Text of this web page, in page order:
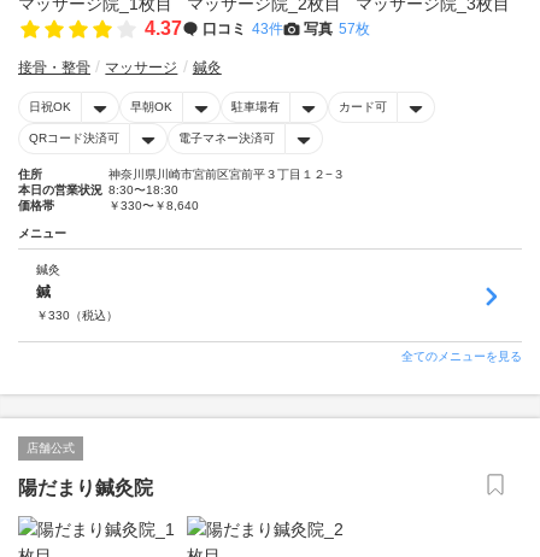
4.37 口コミ 43件 写真 57枚
接骨・整骨 マッサージ 鍼灸
日祝OK 早朝OK 駐車場有 カード可
QRコード決済可 電子マネー決済可
住所
神奈川県川崎市宮前区宮前平３丁目１２−３
本日の営業状況 8:30〜18:30
価格帯
￥330〜￥8,640
メニュー
鍼灸
鍼
￥330 （税込）
全てのメニューを見る
店舗公式
陽だまり鍼灸院